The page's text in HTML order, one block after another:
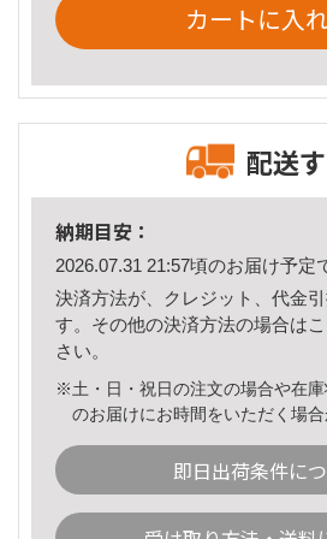
カートに入
配送
納期目安：
2026.07.31 21:57頃のお届け予定
決済方法が、クレジット、代金
す。その他の決済方法の場合は
さい。
※土・日・祝日の注文の場合や在
のお届けにお時間をいただく場合
即日出荷条件に